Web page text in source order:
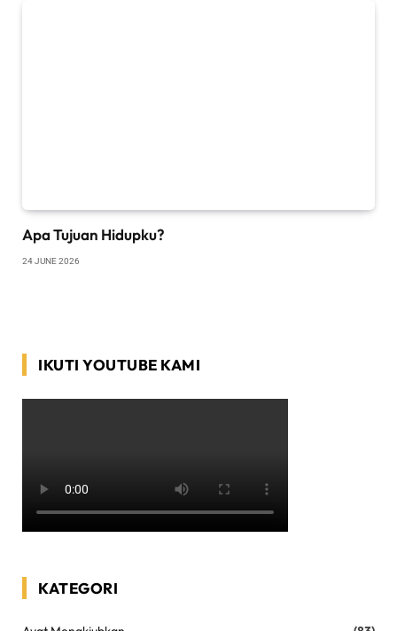
Apa Tujuan Hidupku?
24 JUNE 2026
IKUTI YOUTUBE KAMI
KATEGORI